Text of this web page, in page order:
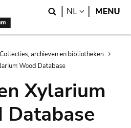
Search
NL LANGUAGE
MENU
Collecties, archieven en bibliotheken
Wood Database
Xylarium
Database